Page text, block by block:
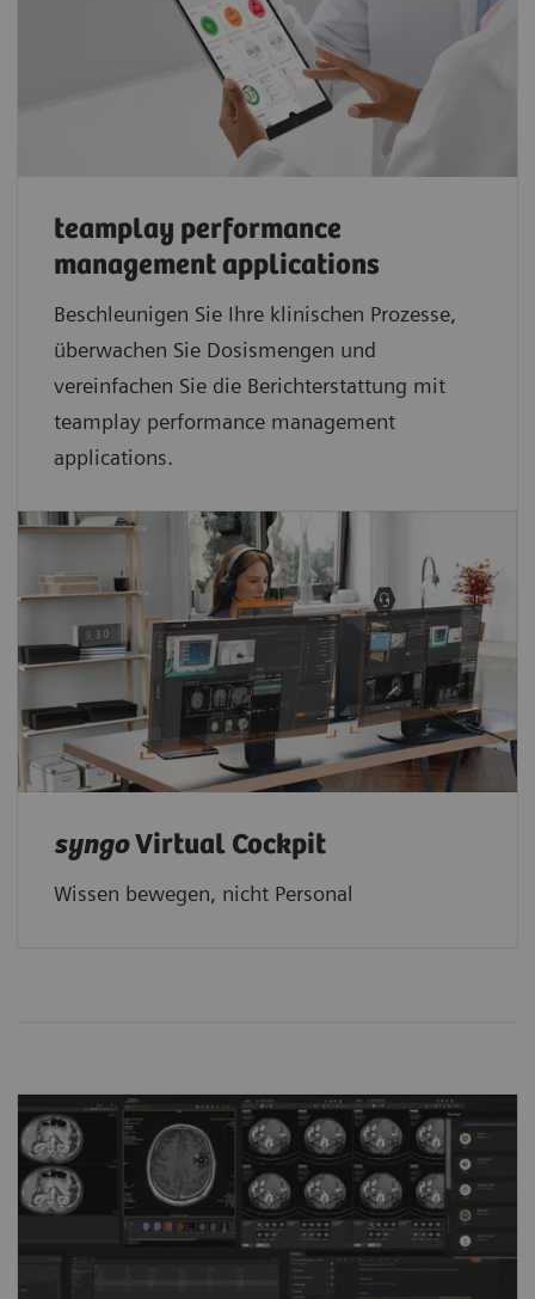
teamplay performance
management applications
Beschleunigen Sie Ihre klinischen Prozesse,
überwachen Sie Dosismengen und
vereinfachen Sie die Berichterstattung mit
teamplay performance management
applications.
syngoVirtual Cockpit
Wissen bewegen, nicht Personal